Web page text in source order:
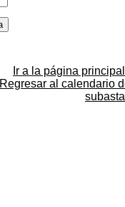
Ir a la página principal
Regresar al calendario